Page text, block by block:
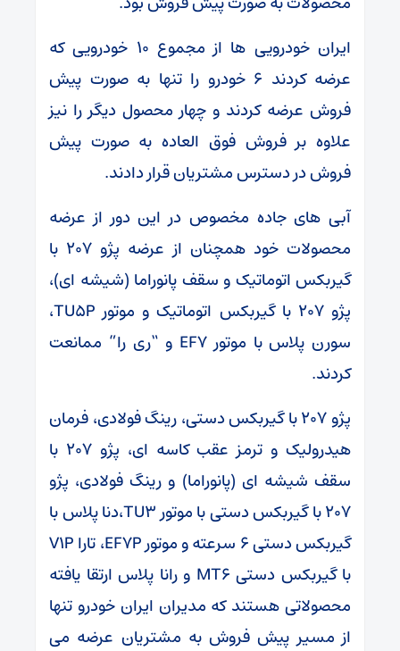
ایران خودرویی ها از مجموع ۱۰ خودرویی که
عرضه کردند ۶ خودرو را تنها به صورت پیش
فروش عرضه کردند و چهار محصول دیگر را نیز
علاوه بر فروش فوق العاده به صورت پیش
فروش در دسترس مشتریان قرار دادند.
آبی های جاده مخصوص در این دور از عرضه
محصولات خود همچنان از عرضه پژو ۲۰۷ با
گیربکس اتوماتیک و سقف پانوراما (شیشه ای)،
پژو ۲۰۷ با گیربکس اتوماتیک و موتور TU5P،
سورن پلاس با موتور EF7 و “ری را” ممانعت
کردند.
پژو ۲۰۷ با گیربکس دستی، رینگ فولادی، فرمان
هیدرولیک و ترمز عقب کاسه ای، پژو ۲۰۷ با
سقف شیشه ای (پانوراما) و رینگ فولادی، پژو
۲۰۷ با گیربکس دستی با موتور TU3،دنا پلاس با
گیربکس دستی ۶ سرعته و موتور EF7P، تارا V1P
با گیربکس دستی MT6 و رانا پلاس ارتقا یافته
محصولاتی هستند که مدیران ایران خودرو تنها
از مسیر پیش فروش به مشتریان عرضه می